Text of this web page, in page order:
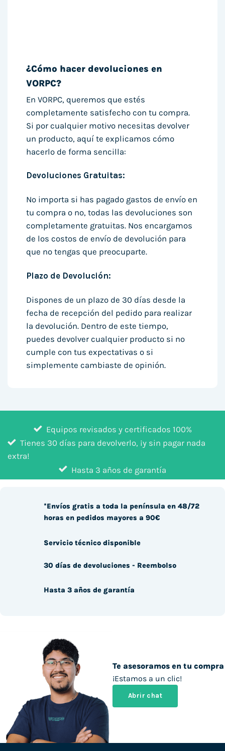
¿Cómo hacer devoluciones en
VORPC?
En VORPC, queremos que estés
completamente satisfecho con tu compra.
Si por cualquier motivo necesitas devolver
un producto, aquí te explicamos cómo
hacerlo de forma sencilla:
Devoluciones Gratuitas:
No importa si has pagado gastos de envío en
tu compra o no, todas las devoluciones son
completamente gratuitas. Nos encargamos
de los costos de envío de devolución para
que no tengas que preocuparte.
Plazo de Devolución:
Dispones de un plazo de 30 días desde la
fecha de recepción del pedido para realizar
la devolución. Dentro de este tiempo,
puedes devolver cualquier producto si no
cumple con tus expectativas o si
simplemente cambiaste de opinión.
Equipos revisados y certificados 100%
Tienes 30 días para devolverlo, ¡y sin pagar nada
extra!
Hasta 3 años de garantía
Te asesoramos en tu compra
¡Estamos a un clic!
Abrir chat
*Envíos gratis a toda la península en 48/72
horas en pedidos mayores a 90€
Servicio técnico disponible
30 días de devoluciones - Reembolso
Hasta 3 años de garantía